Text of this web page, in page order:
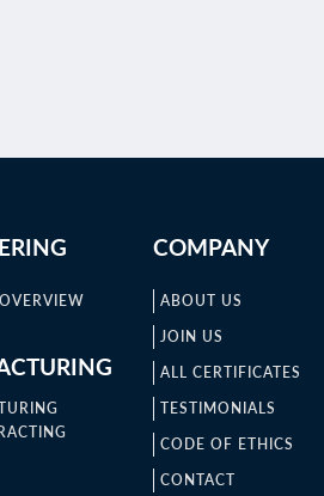
COMPANY
ABOUT US
JOIN US
ALL CERTIFICATES
TESTIMONIALS
CODE OF ETHICS
CONTACT